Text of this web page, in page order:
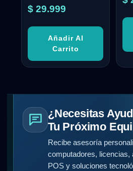
$ 29.999
Añadir Al
Carrito
¿Necesitas
Tu Próximo
Recibe asesoría
computadores, licencias,
POS y soluciones